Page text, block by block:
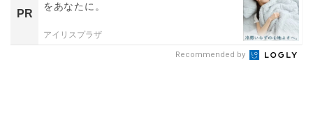
PR
をあなたに。
アイリスプラザ
Recommended by